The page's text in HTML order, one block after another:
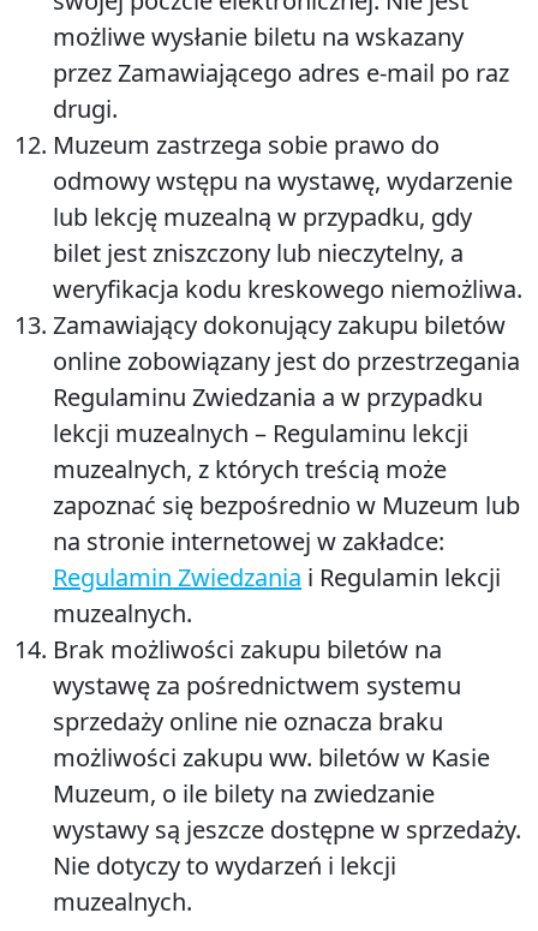
możliwe wysłanie biletu na wskazany
przez Zamawiającego adres e-mail po raz
drugi.
Muzeum zastrzega sobie prawo do
odmowy wstępu na wystawę, wydarzenie
lub lekcję muzealną w przypadku, gdy
bilet jest zniszczony lub nieczytelny, a
weryfikacja kodu kreskowego niemożliwa.
Zamawiający dokonujący zakupu biletów
online zobowiązany jest do przestrzegania
Regulaminu Zwiedzania a w przypadku
lekcji muzealnych – Regulaminu lekcji
muzealnych, z których treścią może
zapoznać się bezpośrednio w Muzeum lub
na stronie internetowej w zakładce:
Regulamin Zwiedzania i Regulamin lekcji
muzealnych.
Brak możliwości zakupu biletów na
wystawę za pośrednictwem systemu
sprzedaży online nie oznacza braku
możliwości zakupu ww. biletów w Kasie
Muzeum, o ile bilety na zwiedzanie
wystawy są jeszcze dostępne w sprzedaży.
Nie dotyczy to wydarzeń i lekcji
muzealnych.